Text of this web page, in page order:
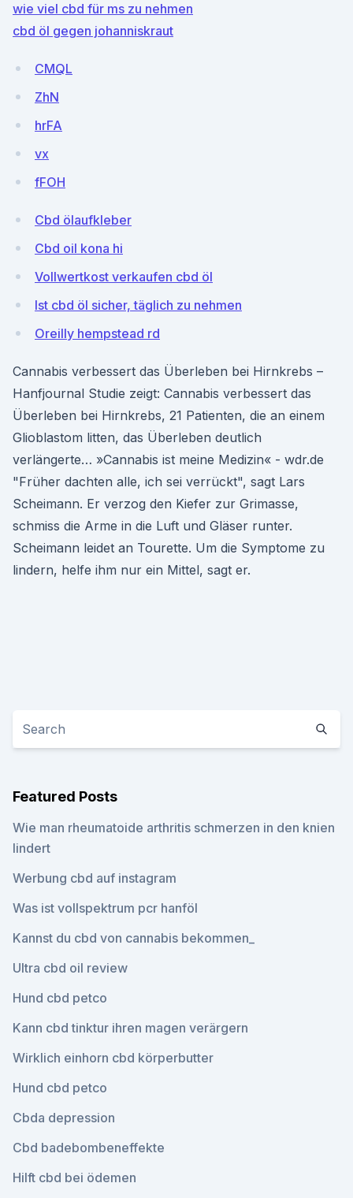
wie viel cbd für ms zu nehmen
cbd öl gegen johanniskraut
CMQL
ZhN
hrFA
vx
fFOH
Cbd ölaufkleber
Cbd oil kona hi
Vollwertkost verkaufen cbd öl
Ist cbd öl sicher, täglich zu nehmen
Oreilly hempstead rd
Cannabis verbessert das Überleben bei Hirnkrebs –
Hanfjournal Studie zeigt: Cannabis verbessert das
Überleben bei Hirnkrebs, 21 Patienten, die an einem
Glioblastom litten, das Überleben deutlich
verlängerte… »Cannabis ist meine Medizin« - wdr.de
"Früher dachten alle, ich sei verrückt", sagt Lars
Scheimann. Er verzog den Kiefer zur Grimasse,
schmiss die Arme in die Luft und Gläser runter.
Scheimann leidet an Tourette. Um die Symptome zu
lindern, helfe ihm nur ein Mittel, sagt er.
Featured Posts
Wie man rheumatoide arthritis schmerzen in den knien
lindert
Werbung cbd auf instagram
Was ist vollspektrum pcr hanföl
Kannst du cbd von cannabis bekommen_
Ultra cbd oil review
Hund cbd petco
Kann cbd tinktur ihren magen verärgern
Wirklich einhorn cbd körperbutter
Hund cbd petco
Cbda depression
Cbd badebombeneffekte
Hilft cbd bei ödemen